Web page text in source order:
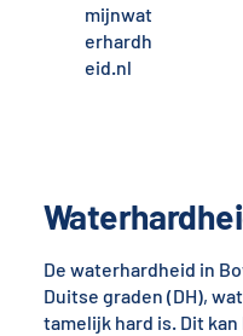
mijnwat
erhardh
eid.nl
De waterhardheid in
Duitse graden (DH),
tamelijk hard is. Dit